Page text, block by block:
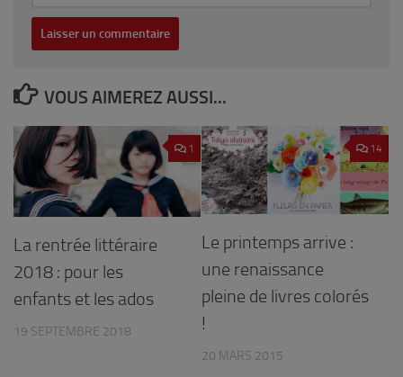
VOUS AIMEREZ AUSSI...
1
La rentrée littéraire
2018 : pour les
enfants et les ados
19 SEPTEMBRE 2018
14
Le printemps arrive :
une renaissance
pleine de livres colorés
!
20 MARS 2015